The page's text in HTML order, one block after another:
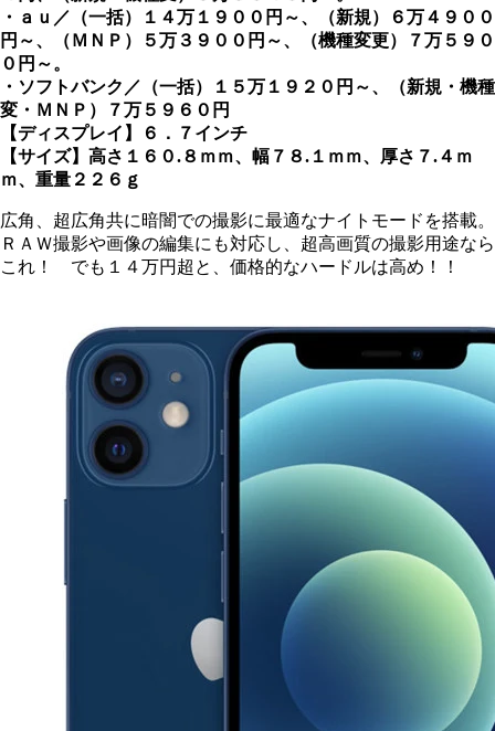
・ａｕ／（一括）１４万１９００円～、（新規）６万４９００
円～、（ＭＮＰ）５万３９００円～、（機種変更）７万５９０
０円～。
・ソフトバンク／（一括）１５万１９２０円～、（新規・機種
変・ＭＮＰ）７万５９６０円
【ディスプレイ】６．７インチ
【サイズ】高さ１６０.８ｍｍ、幅７８.１ｍｍ、厚さ７.４ｍ
ｍ、重量２２６ｇ
広角、超広角共に暗闇での撮影に最適なナイトモードを搭載。
ＲＡＷ撮影や画像の編集にも対応し、超高画質の撮影用途なら
これ！ でも１４万円超と、価格的なハードルは高め！！